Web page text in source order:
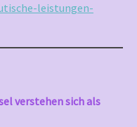
leistungen-
verstehen sich als